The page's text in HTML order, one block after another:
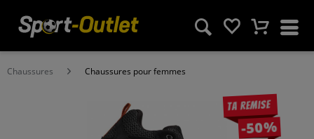
Chaussures Chaussures pour femmes
Ta remise
-50%